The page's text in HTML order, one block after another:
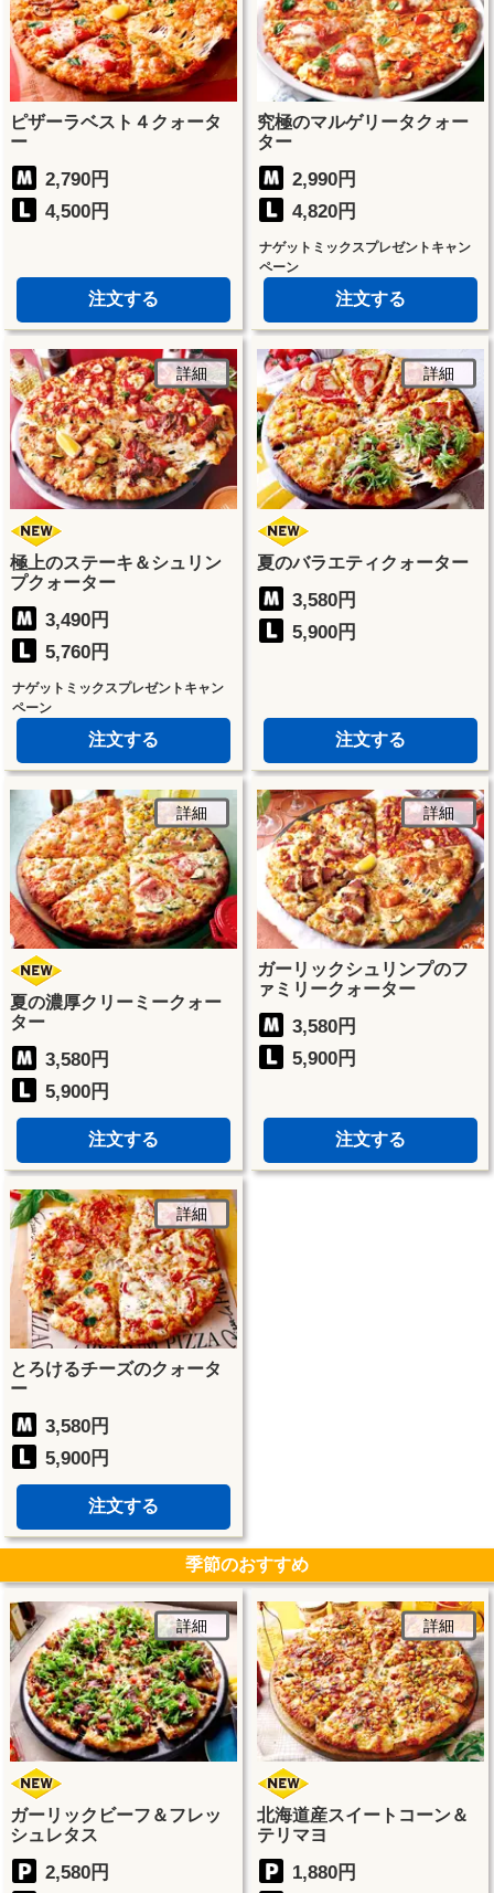
ピザーラベスト４クォータ
ー
2,790円
4,500円
注文する
究極のマルゲリータクォー
ター
2,990円
4,820円
ナゲットミックスプレゼントキャン
ペーン
注文する
詳細
極上のステーキ＆シュリン
プクォーター
3,490円
5,760円
ナゲットミックスプレゼントキャン
ペーン
注文する
詳細
夏のバラエティクォーター
3,580円
5,900円
注文する
詳細
夏の濃厚クリーミークォー
ター
3,580円
5,900円
注文する
詳細
ガーリックシュリンプのフ
ァミリークォーター
3,580円
5,900円
注文する
詳細
とろけるチーズのクォータ
ー
3,580円
5,900円
注文する
季節のおすすめ
詳細
ガーリックビーフ＆フレッ
シュレタス
2,580円
詳細
北海道産スイートコーン＆
テリマヨ
1,880円